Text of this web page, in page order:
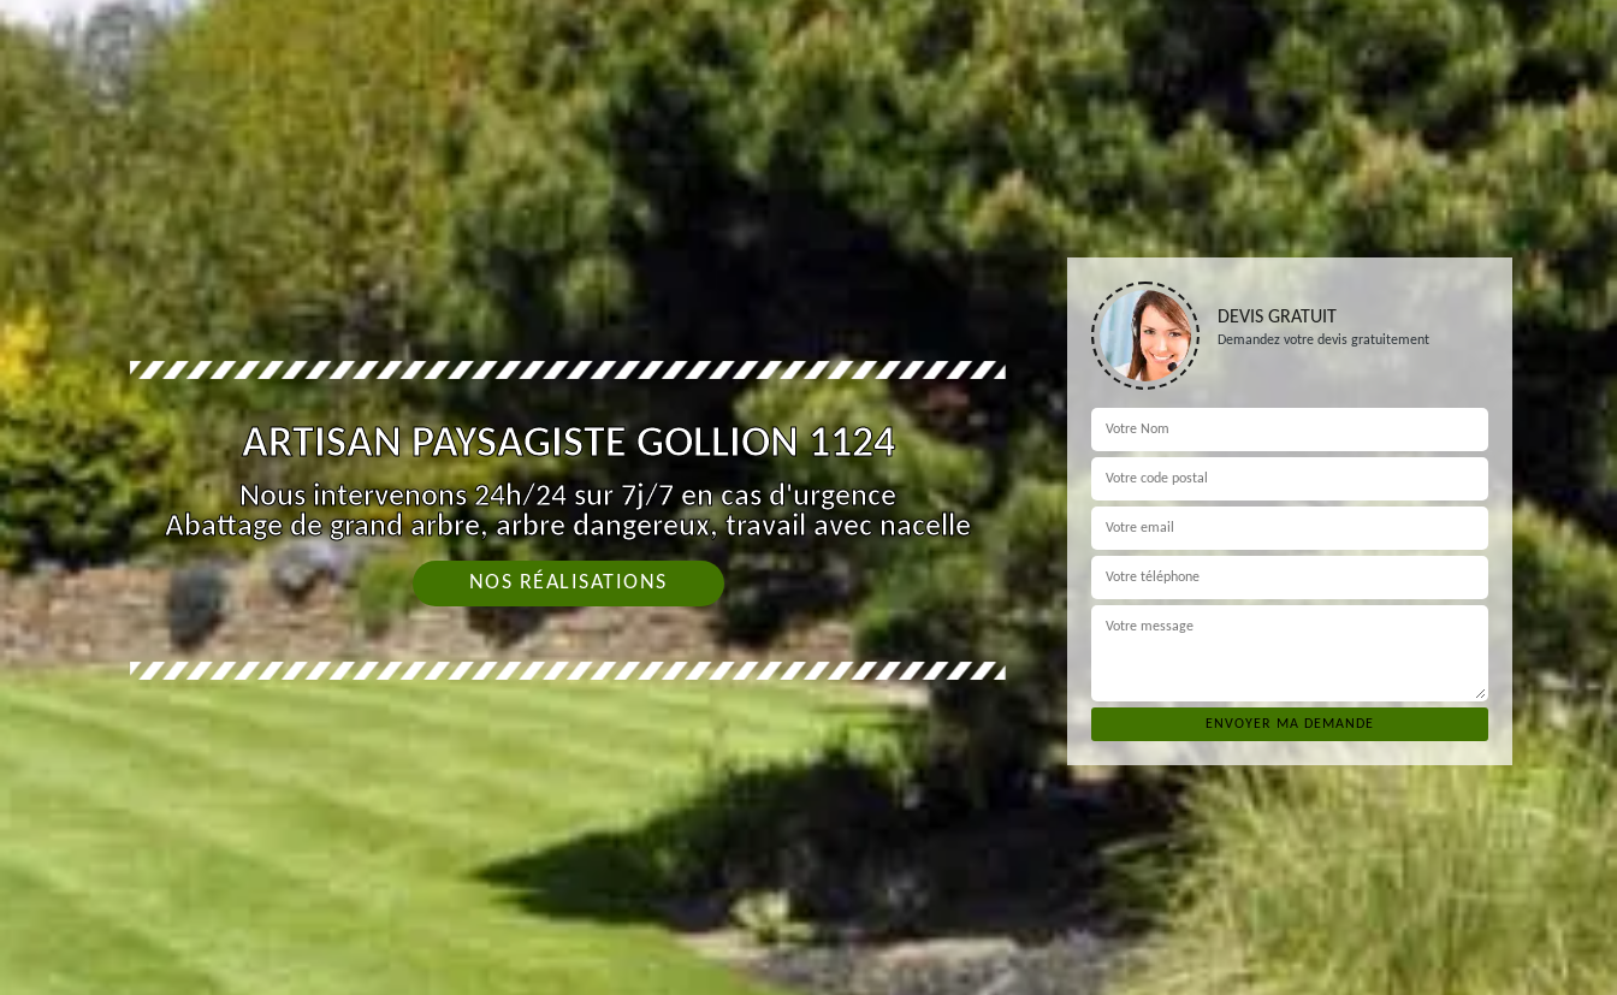
ARTISAN PAYSAGISTE GOLLION 1124
Nous intervenons 24h/24 sur 7j/7 en cas d'urgence
Abattage de grand arbre, arbre dangereux, travail avec nacelle
NOS RÉALISATIONS
DEVIS GRATUIT
Demandez votre devis gratuitement